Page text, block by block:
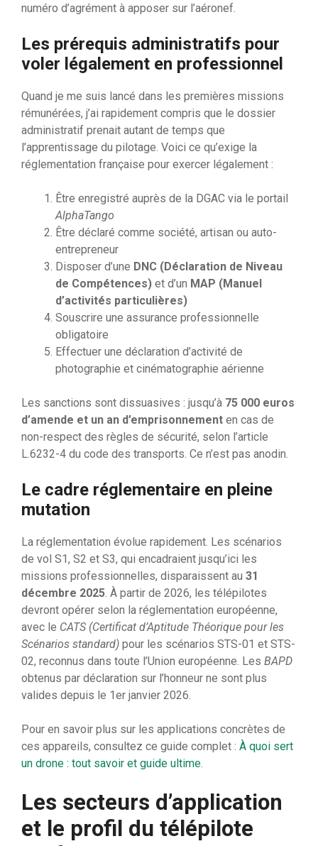
numéro d’agrément à apposer sur l’aéronef.
Les prérequis administratifs pour
voler légalement en professionnel
Quand je me suis lancé dans les premières missions
rémunérées, j’ai rapidement compris que le dossier
administratif prenait autant de temps que
l’apprentissage du pilotage. Voici ce qu’exige la
réglementation française pour exercer légalement :
Être enregistré auprès de la DGAC via le portail
AlphaTango
Être déclaré comme société, artisan ou auto-
entrepreneur
Disposer d’une DNC (Déclaration de Niveau
de Compétences) et d’un MAP (Manuel
d’activités particulières)
Souscrire une assurance professionnelle
obligatoire
Effectuer une déclaration d’activité de
photographie et cinématographie aérienne
Les sanctions sont dissuasives : jusqu’à 75 000 euros
d’amende et un an d’emprisonnement en cas de
non-respect des règles de sécurité, selon l’article
L.6232-4 du code des transports. Ce n’est pas anodin.
Le cadre réglementaire en pleine
mutation
La réglementation évolue rapidement. Les scénarios
de vol S1, S2 et S3, qui encadraient jusqu’ici les
missions professionnelles, disparaissent au 31
décembre 2025. À partir de 2026, les télépilotes
devront opérer selon la réglementation européenne,
avec le CATS (Certificat d’Aptitude Théorique pour les
Scénarios standard) pour les scénarios STS-01 et STS-
02, reconnus dans toute l’Union européenne. Les BAPD
obtenus par déclaration sur l’honneur ne sont plus
valides depuis le 1er janvier 2026.
Pour en savoir plus sur les applications concrètes de
ces appareils, consultez ce guide complet : À quoi sert
un drone : tout savoir et guide ultime.
Les secteurs d’application
et le profil du télépilote